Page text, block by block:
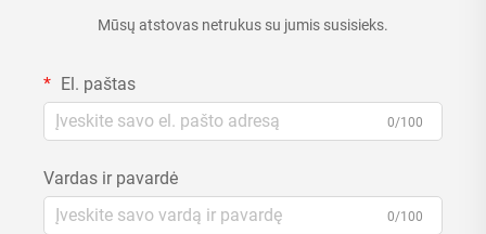
Mūsų atstovas netrukus su jumis susisieks.
El. paštas
0/100
Vardas ir pavardė
0/100